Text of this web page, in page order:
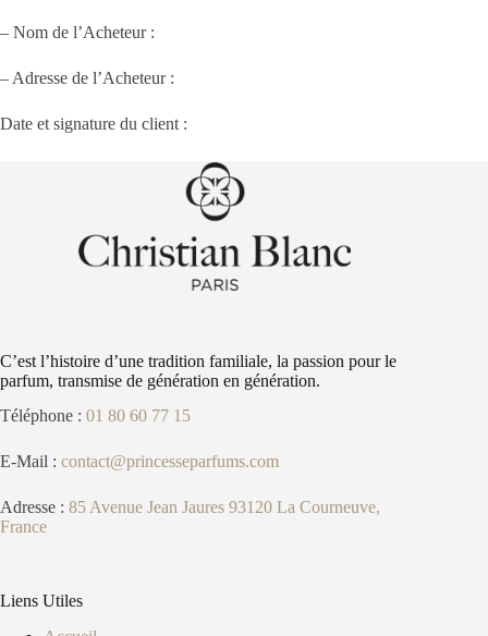
– Nom de l’Acheteur :
– Adresse de l’Acheteur :
Date et signature du client :
C’est l’histoire d’une tradition familiale, la passion pour le
parfum, transmise de génération en génération.
Téléphone : 01 80 60 77 15
E-Mail : contact@princesseparfums.com
Adresse : 85 Avenue Jean Jaures 93120 La Courneuve,
France
Liens Utiles